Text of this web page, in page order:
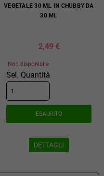
VEGETALE 30 ML IN CHUBBY DA
30 ML
2,49 €
Non disponibile
Sel. Quantità
ESAURITO
DETTAGLI